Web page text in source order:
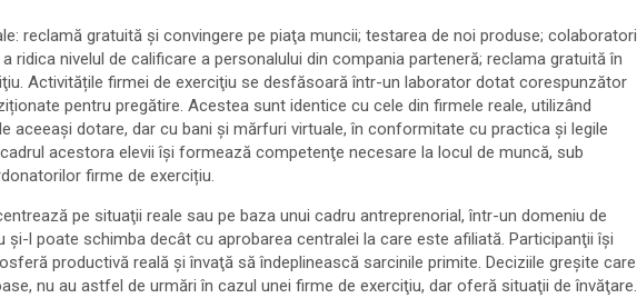
reclamă gratuită şi convingere pe piaţa muncii; testarea de noi produse; colaboratori
ridica nivelul de calificare a personalului din compania parteneră; reclama gratuită în
Activitățile firmei de exerciţiu se desfăsoară într-un laborator dotat corespunzător
pentru pregătire. Acestea sunt identice cu cele din firmele reale, utilizând
aceeaşi dotare, dar cu bani şi mărfuri virtuale, în conformitate cu practica şi legile
acestora elevii își formează competenţe necesare la locul de muncă, sub
firme de exercițiu.
pe situaţii reale sau pe baza unui cadru antreprenorial, într-un domeniu de
şi-l poate schimba decât cu aprobarea centralei la care este afiliată. Participanţii îşi
productivă reală şi învaţă să îndeplinească sarcinile primite. Deciziile greşite care
nu au astfel de urmări în cazul unei firme de exerciţiu, dar oferă situaţii de învăţare.